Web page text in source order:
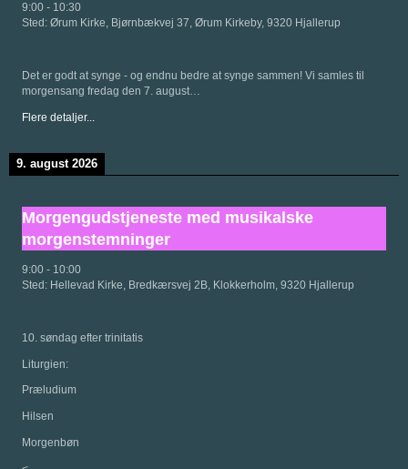
9:00 - 10:30
Sted: Ørum Kirke, Bjørnbækvej 37, Ørum Kirkeby, 9320 Hjallerup
Det er godt at synge - og endnu bedre at synge sammen! Vi samles til
morgensang fredag den 7. august…
Flere detaljer...
9. august 2026
Morgengudstjeneste med musikalske
morgenstemninger
9:00 - 10:00
Sted: Hellevad Kirke, Bredkærsvej 2B, Klokkerholm, 9320 Hjallerup
10. søndag efter trinitatis
Liturgien:
Præludium
Hilsen
Morgenbøn